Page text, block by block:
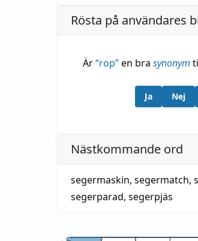
Rösta på användares
Är“rop”en bra synonym
Ja Nej
Nästkommande ord
segermaskin, segermatch,
segerparad, segerpjäs